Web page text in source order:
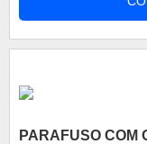
pode ser utilizado
como motores,
PARAFUSO COM